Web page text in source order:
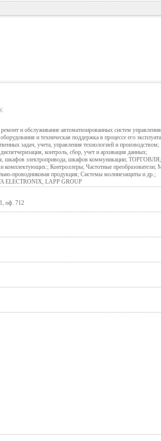
и обслуживание автоматизированных систем управления
и техническая поддержка в процессе его
задач, учета, управления технологией и производством;
контроль, сбор, учет и архивация данных;
шкафов электропривода, шкафов коммуникации; ТОРГОВЛЯ;
и комплектующих:; Контроллеры; Частотные преобразователи;
проводниковая продукция; Системы молниезащиты и др.;
ELECTRONIX, LAPP GROUP
оф. 712